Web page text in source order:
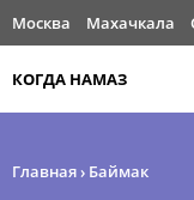
Москва Махачкала
КОГДА НАМАЗ
Главная› Баймак